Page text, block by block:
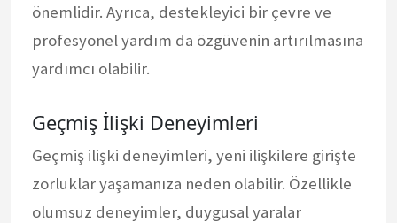
önemlidir. Ayrıca, destekleyici bir çevre ve
profesyonel yardım da özgüvenin artırılmasına
yardımcı olabilir.
Geçmiş İlişki Deneyimleri
Geçmiş ilişki deneyimleri, yeni ilişkilere girişte
zorluklar yaşamanıza neden olabilir. Özellikle
olumsuz deneyimler, duygusal yaralar